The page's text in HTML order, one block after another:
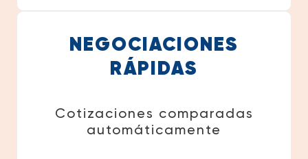
NEGOCIACIONES
RÁPIDAS
Cotizaciones comparadas
automáticamente